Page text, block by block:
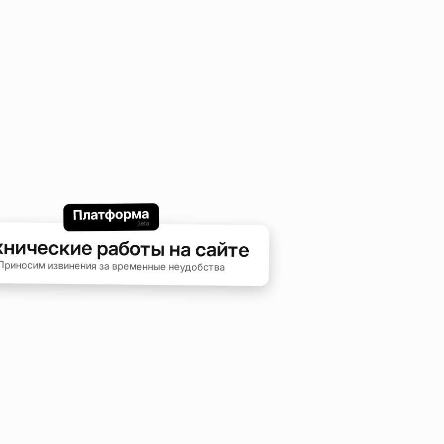
работы на сайте
извинения за временные неудобства